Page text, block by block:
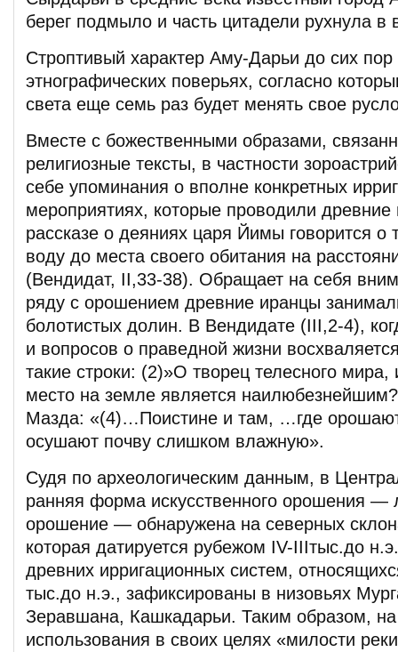
берег подмыло и часть цитадели рухнула в
Строптивый характер Аму-Дарьи до сих пор
этнографических поверьях, согласно
света еще семь раз будет менять свое
Вместе с божественными образами,
религиозные тексты, в частности
себе упоминания о вполне конкретных
мероприятиях, которые проводили
рассказе о деяниях царя Йимы говорится о
воду до места своего обитания на
(Вендидат, II,33-38). Обращает на себя
ряду с орошением древние иранцы
болотистых долин. В Вендидате (III,2-4),
и вопросов о праведной жизни
такие строки: (2)»О творец телесного
место на земле является
Мазда: «(4)…Поистине и там, …где
осушают почву слишком влажную».
Судя по археологическим данным, в
ранняя форма искусственного орошения —
орошение — обнаружена на северных
которая датируется рубежом IV-IIIтыс.до
древних ирригационных систем,
тыс.до н.э., зафиксированы в низовьях
Зеравшана, Кашкадарьи. Таким образом,
использования в своих целях «милости